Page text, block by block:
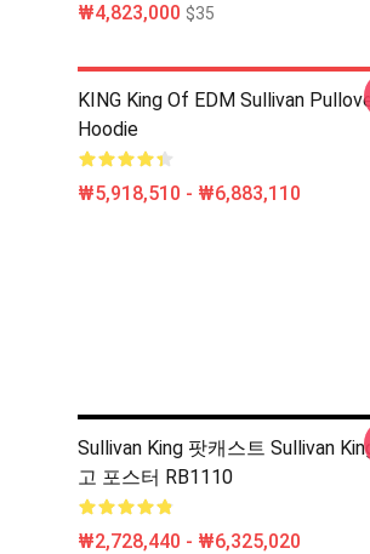
₩4,823,000 $35
KING King Of EDM Sullivan
Hoodie
₩5,918,510 - ₩6,883,110
Sullivan King 팟캐스트 Sullivan
고 포스터 RB1110
₩2,728,440 - ₩6,325,020